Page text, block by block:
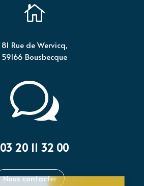

81 Rue de Wervicq,
59166 Bousbecque
w
03 20 11 32 00
Nous contacter